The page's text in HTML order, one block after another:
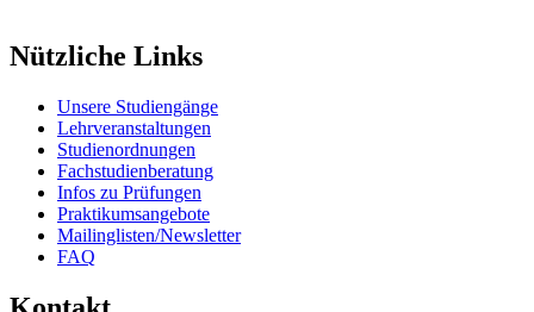
Nützliche Links
Unsere Studiengänge
Lehrveranstaltungen
Studienordnungen
Fachstudienberatung
Infos zu Prüfungen
Praktikumsangebote
Mailinglisten/Newsletter
FAQ